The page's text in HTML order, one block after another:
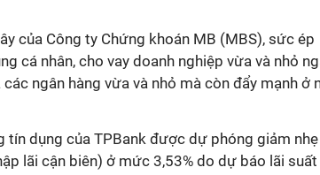
của Công ty Chứng khoán MB (MBS), sức ép
cá nhân, cho vay doanh nghiệp vừa và nhỏ
ngân hàng vừa và nhỏ mà còn đẩy mạnh ở
tín dụng của TPBank được dự phóng giảm
lãi cận biên) ở mức 3,53% do dự báo lãi